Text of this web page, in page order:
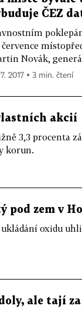
ČEZ
července
Novák,
7. 2017 ▪ 3 min. čtení
akcií
3,3 procenta
korun.
zem v
oxidu
doly, ale tají